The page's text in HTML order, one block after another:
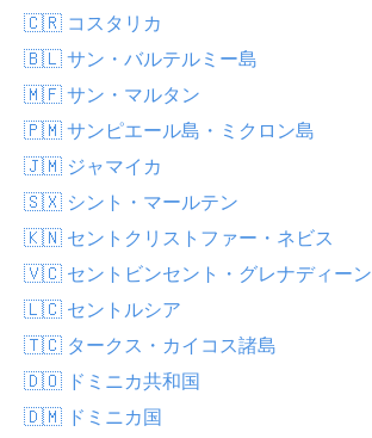
🇨🇷 コスタリカ
🇧🇱 サン・バルテルミー島
🇲🇫 サン・マルタン
🇵🇲 サンピエール島・ミクロン島
🇯🇲 ジャマイカ
🇸🇽 シント・マールテン
🇰🇳 セントクリストファー・ネビス
🇻🇨 セントビンセント・グレナディーン
🇱🇨 セントルシア
🇹🇨 タークス・カイコス諸島
🇩🇴 ドミニカ共和国
🇩🇲 ドミニカ国